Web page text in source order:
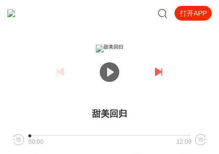
打开APP
甜美回归
00:00 12:09